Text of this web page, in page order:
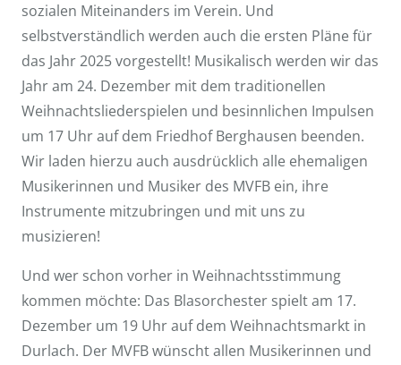
sozialen Miteinanders im Verein. Und
selbstverständlich werden auch die ersten Pläne für
das Jahr 2025 vorgestellt! Musikalisch werden wir das
Jahr am 24. Dezember mit dem traditionellen
Weihnachtsliederspielen und besinnlichen Impulsen
um 17 Uhr auf dem Friedhof Berghausen beenden.
Wir laden hierzu auch ausdrücklich alle ehemaligen
Musikerinnen und Musiker des MVFB ein, ihre
Instrumente mitzubringen und mit uns zu
musizieren!
Und wer schon vorher in Weihnachtsstimmung
kommen möchte: Das Blasorchester spielt am 17.
Dezember um 19 Uhr auf dem Weihnachtsmarkt in
Durlach. Der MVFB wünscht allen Musikerinnen und